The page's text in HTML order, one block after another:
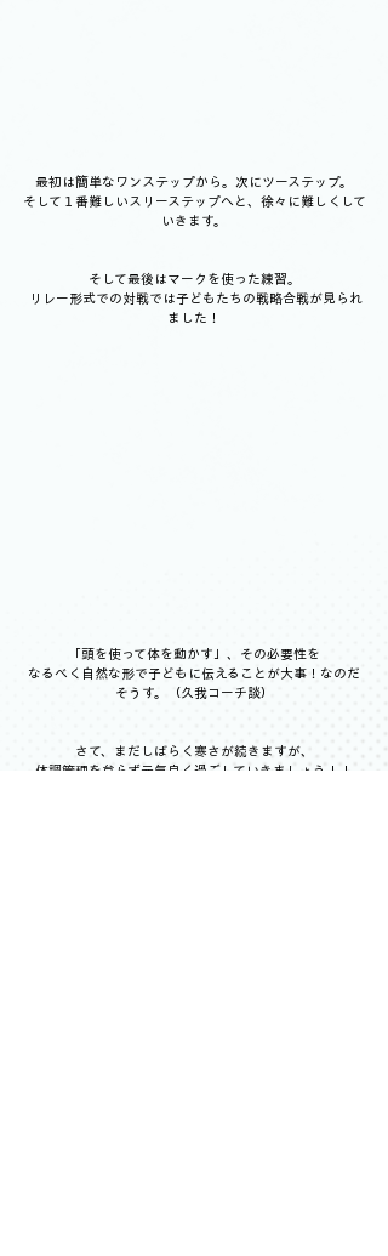
最初は簡単なワンステップから。次にツーステップ。
そして１番難しいスリーステップへと、徐々に難しくして
いきます。
そして最後はマークを使った練習。
ました！
「頭を使って体を動かす」、その必要性を
なるべく自然な形で子どもに伝えることが大事！なのだ
そうす。（久我コーチ談）
さて、まだしばらく寒さが続きますが、
体調管理を怠らず元気良く過ごしていきましょう！！